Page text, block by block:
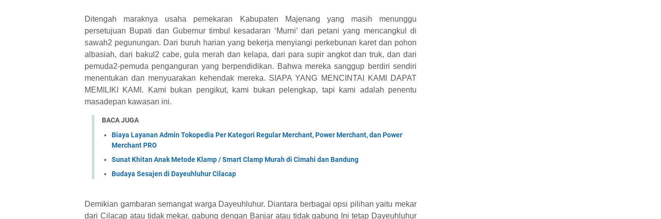
Ditengah maraknya usaha pemekaran Kabupaten Majenang yang masih menunggu
persetujuan Bupati dan Gubernur timbul kesadaran ‘Murni’ dari petani yang mencangkul di
sawah2 pegunungan. Dari buruh harian yang bekerja menyiangi perkebunan karet dan pohon
albasiah, dari bakul2 cabe, gula merah dan kelapa, dari para supir angkot dan truk, dan dari
pemuda2-pemuda penganguran yang berpendidikan. Bahwa mereka sanggup berdiri sendiri
menentukan dan menyuarakan kehendak mereka. SIAPA YANG MENCINTAI KAMI DAPAT
MEMILIKI KAMI. Kami bukan pengikut, kami bukan pelengkap, tapi kami adalah penentu
masadepan kawasan ini.
BACA JUGA
Biaya Layanan Admin Tokopedia Per Kategori Regular Merchant, Power Merchant, dan Power
Merchant PRO
Sunat Khitan Anak Metode Klamp / Smart Clamp Murah di Cimahi dan Bandung
Budaya Sesajen di Dayeuhluhur Cilacap
Demikian gambaran semangat warga Dayeuhluhur. Diantara berbagai opsi pilihan yaitu mekar
dari Cilacap atau tidak mekar, gabung dengan Banjar atau tidak gabung Ini tetap Dayeuhluhur